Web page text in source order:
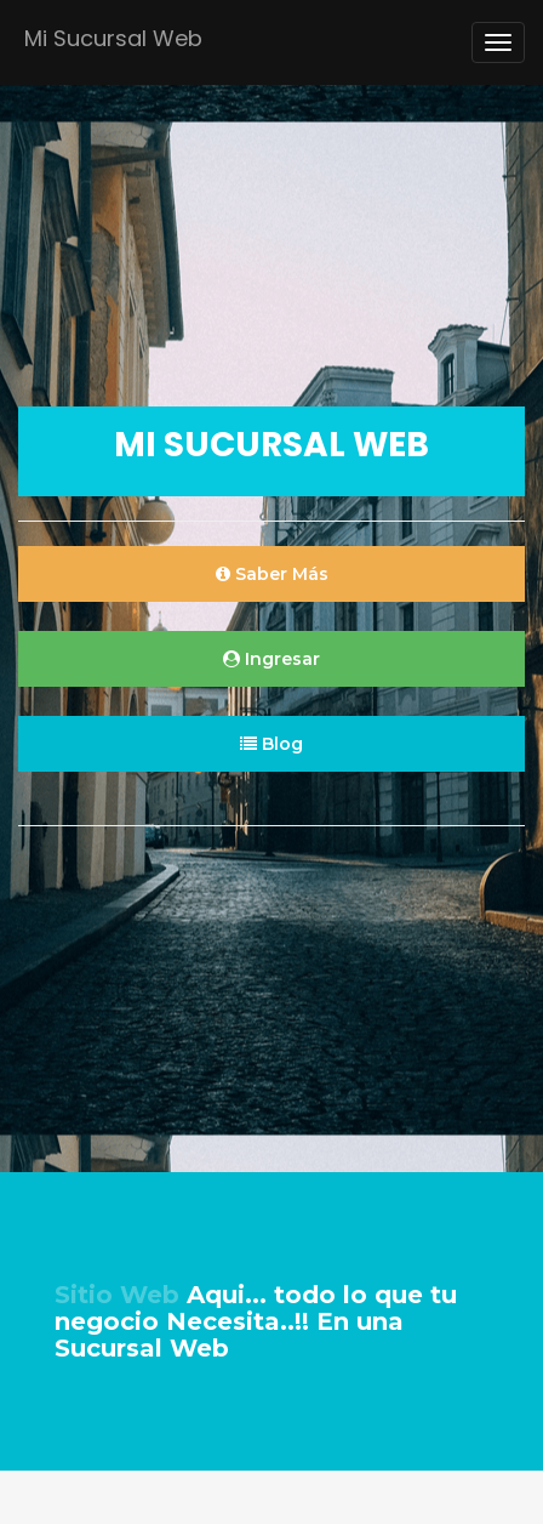
Mi Sucursal Web
MI SUCURSAL WEB
Saber Más
Ingresar
Blog
Sitio Web Aqui... todo lo que tu
negocio Necesita..!! En una
Sucursal Web